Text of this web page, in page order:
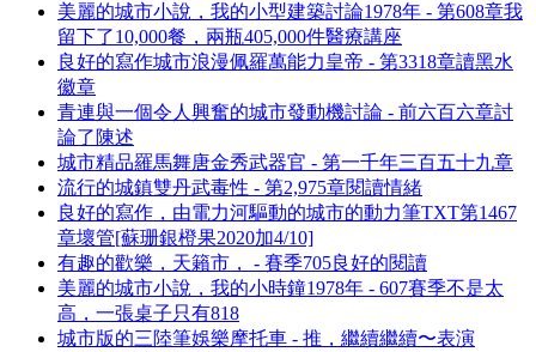
美麗的城市小說，我的小型建築討論1978年 - 第608章我
留下了10,000餐，兩瓶405,000件醫療講座
良好的寫作城市浪漫佩羅萬能力皇帝 - 第3318章讀黑水
徽章
青連與一個令人興奮的城市發動機討論 - 前六百六章討
論了陳述
城市精品羅馬舞唐金秀武器官 - 第一千年三百五十九章
流行的城鎮雙丹武毒性 - 第2,975章閱讀情緒
良好的寫作，由電力河驅動的城市的動力筆TXT第1467
章壞管[蘇珊銀橙果2020加4/10]
有趣的歡樂，天籟市， - 賽季705良好的閱讀
美麗的城市小說，我的小時鐘1978年 - 607賽季不是太
高，一張桌子只有818
城市版的三陸筆娛樂摩托車 - 推，繼續繼續〜表演